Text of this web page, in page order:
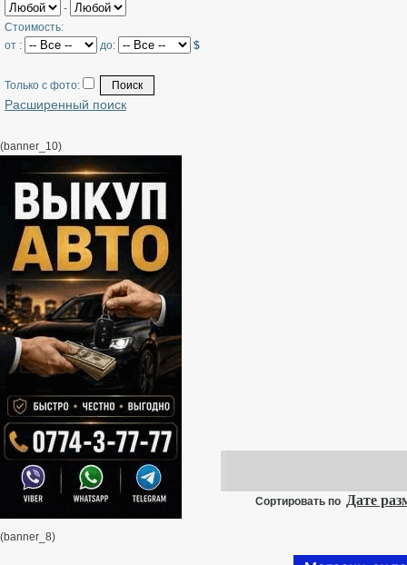
-
Стоимость:
от :
до: $
Только с фото:
Расширенный поиск
(banner_10)
(banner_8)
Сортировать по Дате